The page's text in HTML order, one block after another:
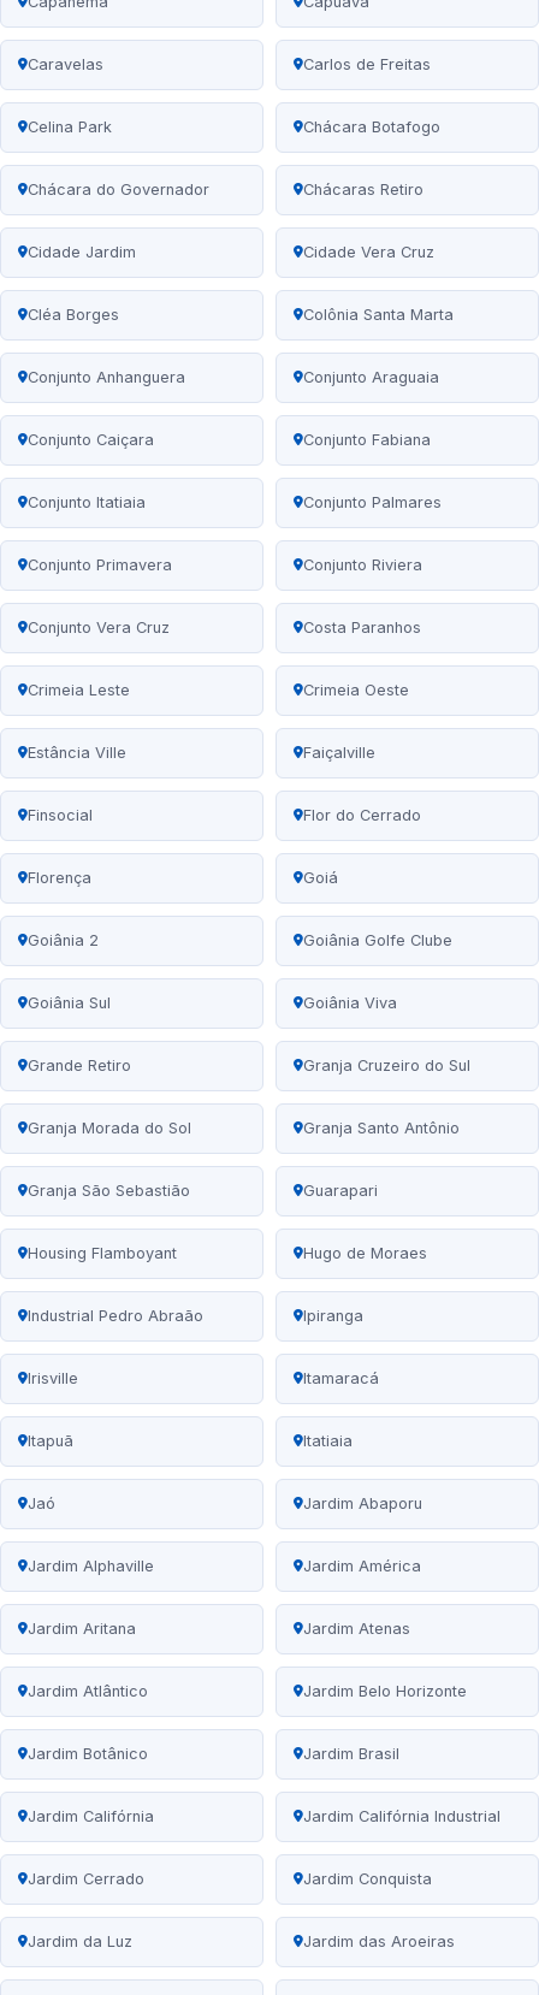
Caravelas Carlos de Freitas
Celina Park Chácara Botafogo
Chácara do Governador Chácaras Retiro
Cidade Jardim Cidade Vera Cruz
Cléa Borges Colônia Santa Marta
Conjunto Anhanguera Conjunto Araguaia
Conjunto Caiçara Conjunto Fabiana
Conjunto Itatiaia Conjunto Palmares
Conjunto Primavera Conjunto Riviera
Conjunto Vera Cruz Costa Paranhos
Crimeia Leste Crimeia Oeste
Estância Ville Faiçalville
Finsocial Flor do Cerrado
Florença Goiá
Goiânia 2 Goiânia Golfe Clube
Goiânia Sul Goiânia Viva
Grande Retiro Granja Cruzeiro do Sul
Granja Morada do Sol Granja Santo Antônio
Granja São Sebastião Guarapari
Housing Flamboyant Hugo de Moraes
Industrial Pedro Abraão Ipiranga
Irisville Itamaracá
Itapuã Itatiaia
Jaó Jardim Abaporu
Jardim Alphaville Jardim América
Jardim Aritana Jardim Atenas
Jardim Atlântico Jardim Belo Horizonte
Jardim Botânico Jardim Brasil
Jardim Califórnia Jardim Califórnia Industrial
Jardim Cerrado Jardim Conquista
Jardim da Luz Jardim das Aroeiras